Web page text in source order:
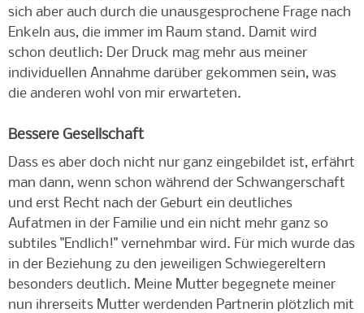
sich aber auch durch die unausgesprochene Frage nach
Enkeln aus, die immer im Raum stand. Damit wird
schon deutlich: Der Druck mag mehr aus meiner
individuellen Annahme darüber gekommen sein, was
die anderen wohl von mir erwarteten.
Bessere Gesellschaft
Dass es aber doch nicht nur ganz eingebildet ist, erfährt
man dann, wenn schon während der Schwangerschaft
und erst Recht nach der Geburt ein deutliches
Aufatmen in der Familie und ein nicht mehr ganz so
subtiles "Endlich!" vernehmbar wird. Für mich wurde das
in der Beziehung zu den jeweiligen Schwiegereltern
besonders deutlich. Meine Mutter begegnete meiner
nun ihrerseits Mutter werdenden Partnerin plötzlich mit